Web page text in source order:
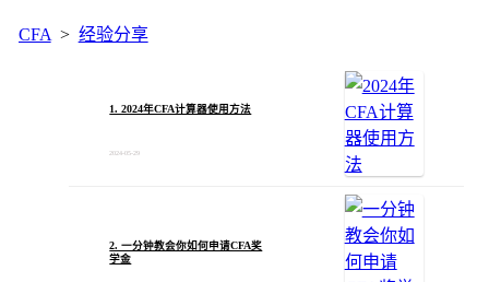
CFA > 经验分享
1. 2024年CFA计算器使用方法
2024-05-29
2. 一分钟教会你如何申请CFA奖
学金